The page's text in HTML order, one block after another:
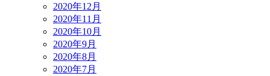
2020年12月
2020年11月
2020年10月
2020年9月
2020年8月
2020年7月